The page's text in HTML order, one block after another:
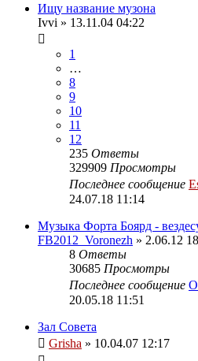
Ищу название музона
Ivvi » 13.11.04 04:22
1
…
8
9
10
11
12
235 Ответы
329909 Просмотры
Последнее сообщение
24.07.18 11:14
Музыка Форта Боярд -
FB2012_Voronezh » 2.06.12
8 Ответы
30685 Просмотры
Последнее сообщение
20.05.18 11:51
Зал Совета
Grisha » 10.04.07 12:17